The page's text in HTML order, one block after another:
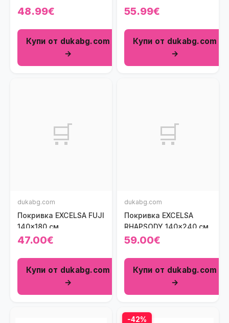
48.99€
Купи от dukabg.com
→
см., бежов
55.99€
Купи от dukabg.com
→
🛒
dukabg.com
Покривка EXCELSA FUJI
140x180 см.
47.00€
Купи от dukabg.com
→
🛒
dukabg.com
Покривка EXCELSA
RHAPSODY 140x240 см.
59.00€
Купи от dukabg.com
→
-42%